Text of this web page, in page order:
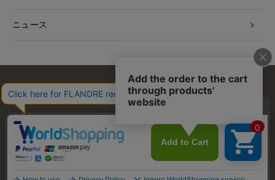
ニュース
お問い合わせ 利用規約 会社概要 プライバシーポリシー
特定商取引・古物営業法に基づく表示 店舗リスト